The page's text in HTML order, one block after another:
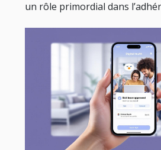
un rôle primordial dans